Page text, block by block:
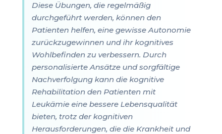
Diese Übungen, die regelmäßig
durchgeführt werden, können den
Patienten helfen, eine gewisse Autonomie
zurückzugewinnen und ihr kognitives
Wohlbefinden zu verbessern. Durch
personalisierte Ansätze und sorgfältige
Nachverfolgung kann die kognitive
Rehabilitation den Patienten mit
Leukämie eine bessere Lebensqualität
bieten, trotz der kognitiven
Herausforderungen, die die Krankheit und